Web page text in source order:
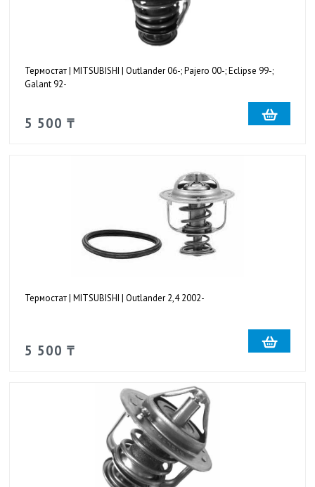
Термостат | MITSUBISHI | Outlander 06-; Pajero 00-; Eclipse 99-;
Galant 92-
5 500 ₸
Термостат | MITSUBISHI | Outlander 2,4 2002-
5 500 ₸